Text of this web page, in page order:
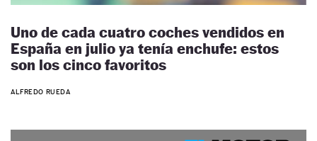
Uno de cada cuatro coches vendidos en
España en julio ya tenía enchufe: estos
son los cinco favoritos
ALFREDO RUEDA